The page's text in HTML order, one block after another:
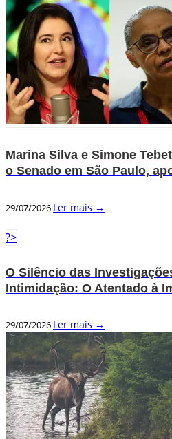
Marina Silva e Simone
o Senado em São Paulo,
29/07/2026 Ler mais →
?>
O Silêncio das
Intimidação: O Atentado à
29/07/2026 Ler mais →